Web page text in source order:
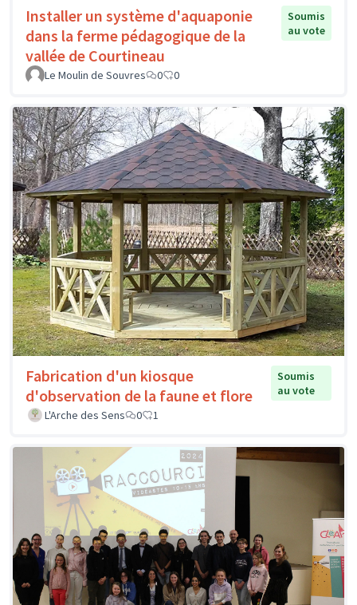
Installer un système d'aquaponie
dans la ferme pédagogique de la
vallée de Courtineau
Soumis
au vote
Le Moulin de Souvres 0 0
Fabrication d'un kiosque
d'observation de la faune et flore
Soumis
au vote
L'Arche des Sens
0 1